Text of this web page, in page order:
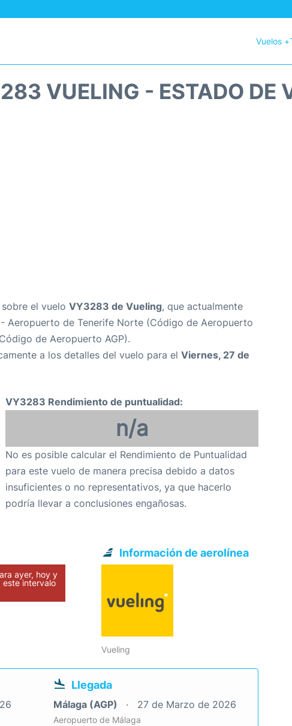
Vuelos +
VUELING - ESTADO DE
el vuelo VY3283 de Vueling, que actualmente
- Aeropuerto de Tenerife Norte (Código de Aeropuerto
de Aeropuerto AGP).
a los detalles del vuelo para el Viernes, 27 de
VY3283 Rendimiento de puntualidad:
n/a
No es posible calcular el Rendimiento de Puntualidad
para este vuelo de manera precisa debido a datos
insuficientes o no representativos, ya que hacerlo
podría llevar a conclusiones engañosas.
ayer, hoy y
este intervalo
Información de aerolínea
Vueling
Llegada
Málaga (AGP) 27 de Marzo de 2026
Aeropuerto de Málaga